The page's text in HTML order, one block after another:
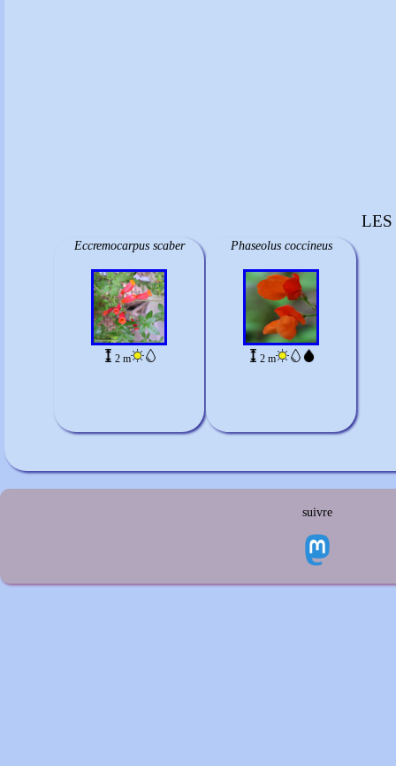
LES
Eccremocarpus scaber
2 m
Phaseolus coccineus
2 m
suivre